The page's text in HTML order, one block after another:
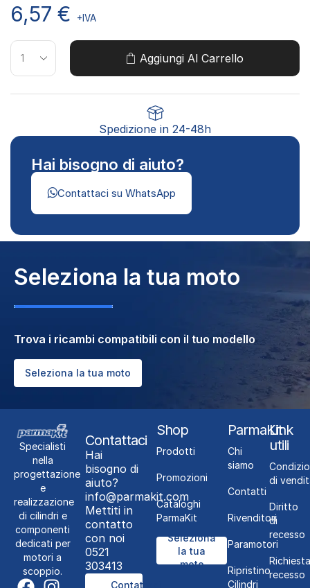
6,57 € +IVA
Aggiungi Al Carrello
Spedizione in 24-48h
Hai bisogno di aiuto?
Contattaci su WhatsApp
Seleziona la tua moto
Trova i ricambi compatibili con il tuo modello
Seleziona la tua moto
Specialisti
nella
progettazione
e
realizzazione
di cilindri e
componenti
dedicati per
motori a
scoppio.
Contattaci
Hai
bisogno di
aiuto?
info@parmakit.com
Mettiti in
contatto
con noi
0521
303413
Contattaci
Shop
Prodotti
Promozioni
Cataloghi
ParmaKit
Seleziona
la tua
moto
ParmaKit
Chi
siamo
Contatti
Rivenditori
Paramotori
Ripristino
Cilindri
Link
utili
di
Diritto
di
recesso
Richiesta
recesso